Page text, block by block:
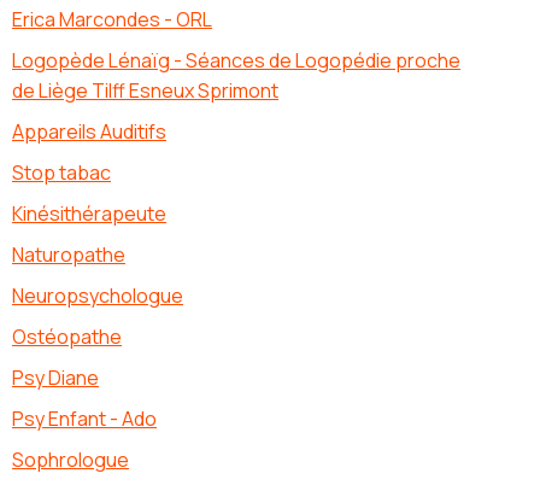
Erica Marcondes - ORL
Logopède Lénaïg - Séances de Logopédie proche
de Liège Tilff Esneux Sprimont
Appareils Auditifs
Stop tabac
Kinésithérapeute
Naturopathe
Neuropsychologue
Ostéopathe
Psy Diane
Psy Enfant - Ado
Sophrologue